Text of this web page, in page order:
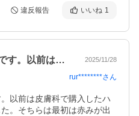
違反報告 いいね 1
購入後一ヶ月のレビューです。以前は皮膚… 2025/11/28
rur********さん
以前は皮膚科で購入したハ
。そちらは最初は赤みが出